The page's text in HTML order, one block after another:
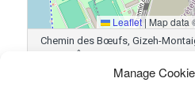
Manage
Leaflet | Map data
Chemin des Bœufs, Gizeh-